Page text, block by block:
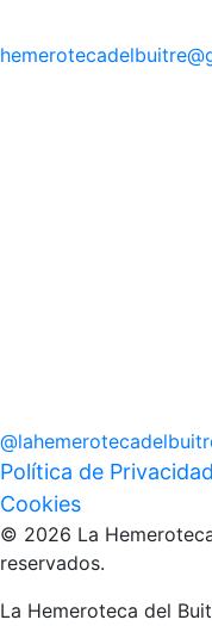
hemerotecadelbuitre
@
Política de Privacidad
Cookies
© 2026 La
reservados.
La Hemeroteca del